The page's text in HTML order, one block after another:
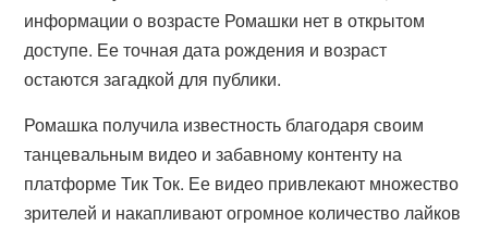
информации о возрасте Ромашки нет в открытом
доступе. Ее точная дата рождения и возраст
остаются загадкой для публики.
Ромашка получила известность благодаря своим
танцевальным видео и забавному контенту на
платформе Тик Ток. Ее видео привлекают множество
зрителей и накапливают огромное количество лайков